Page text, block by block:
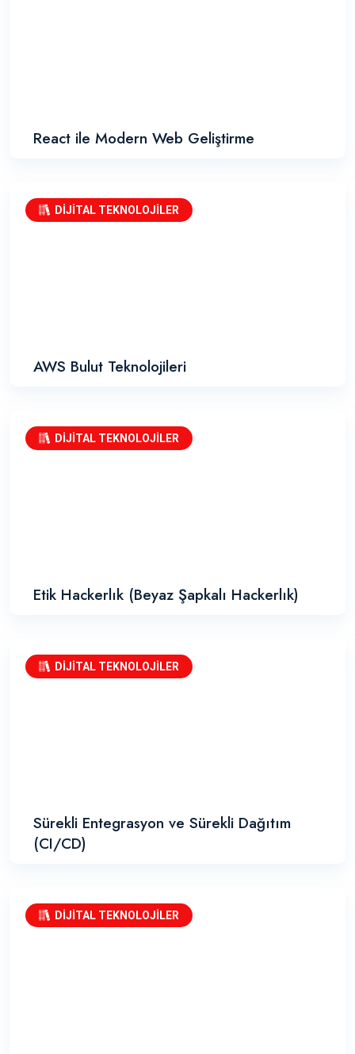
React ile Modern Web Geliştirme
DİJİTAL TEKNOLOJİLER
AWS Bulut Teknolojileri
DİJİTAL TEKNOLOJİLER
Etik Hackerlık (Beyaz Şapkalı Hackerlık)
DİJİTAL TEKNOLOJİLER
Sürekli Entegrasyon ve Sürekli Dağıtım
(CI/CD)
DİJİTAL TEKNOLOJİLER